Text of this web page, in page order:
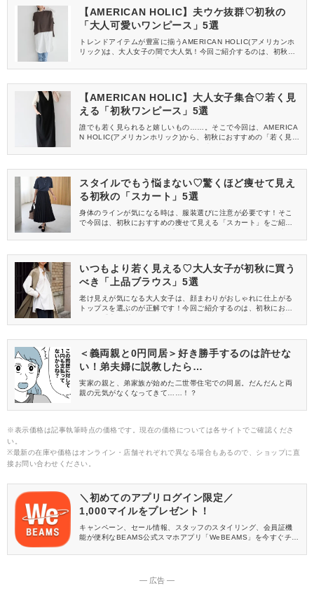
【AMERICAN HOLIC】夫ウケ抜群♡初秋の
「大人可愛いワンピース」5選
トレンドアイテムが豊富に揃うAMERICAN HOLIC(アメリカンホ
リック)は、大人女子の間で大人気！今回ご紹介するのは、初秋に
お出かけにぜひ取り入れてみてくださいね♡
【AMERICAN HOLIC】大人女子集合♡若く見
える「初秋ワンピース」5選
誰でも若く見られると嬉しいもの……。そこで今回は、AMERICA
N HOLIC(アメリカンホリック)から、初秋におすすめの「若く見え
さいね♪
スタイルでもう悩まない♡驚くほど痩せて見え
る初秋の「スカート」5選
身体のラインが気になる時は、服装選びに注意が必要です！そこ
で今回は、初秋におすすめの痩せて見える「スカート」をご紹介
ますよ♡
いつもより若く見える♡大人女子が初秋に買う
べき「上品ブラウス」5選
老け見えが気になる大人女子は、顔まわりがおしゃれに仕上がる
トップスを選ぶのが正解です！今回ご紹介するのは、初秋におす
見えること間違いなしですよ♡
＜義両親と0円同居＞好き勝手するのは許せな
い！弟夫婦に説教したら…
実家の親と、弟家族が始めた二世帯住宅での同居。だんだんと両
親の元気がなくなってきて……！？
※表示価格は記事執筆時点の価格です。現在の価格については各サイトでご確認くださ
い。
※最新の在庫や価格はオンライン・店舗それぞれで異なる場合もあるので、ショップに直
接お問い合わせください。
＼初めてのアプリログイン限定／
1,000マイルをプレゼント！
キャンペーン、セール情報、スタッフのスタイリング、会員証機
能が便利なBEAMS公式スマホアプリ「WeBEAMS」を今すぐチェ
― 広告 ―